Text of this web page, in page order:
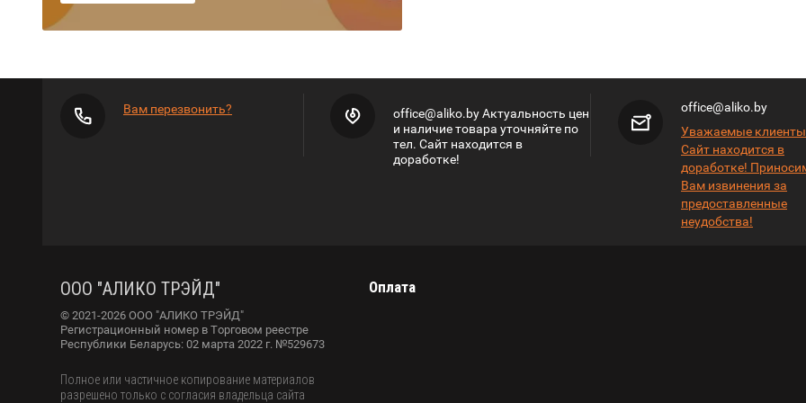
Вам перезвонить?
office@aliko.by Актуальность цен
и наличие товара уточняйте по
тел. Сайт находится в
доработке!
office@aliko.by
Уважаемые
Сайт находится в
доработке!
Вам извинения за
предоставленные
неудобства!
ООО "АЛИКО ТРЭЙД"
© 2021-2026 ООО "АЛИКО ТРЭЙД"
Регистрационный номер в Торговом реестре
Республики Беларусь: 02 марта 2022 г. №529673
Полное или частичное копирование материалов
разрешено только с согласия владельца сайта
Оплата